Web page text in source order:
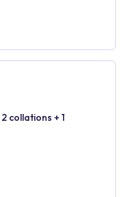
collations + 1